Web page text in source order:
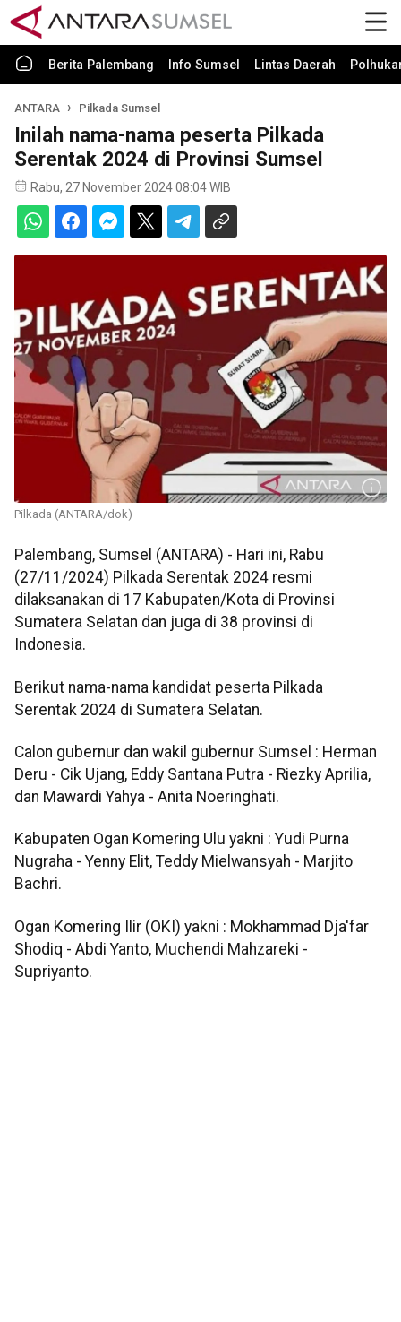
Berita Palembang Info Sumsel Lintas Daerah
ANTARA Pilkada Sumsel
Inilah nama-nama peserta Pilkada
Serentak 2024 di Provinsi Sumsel
Rabu, 27 November 2024 08:04 WIB
Pilkada (ANTARA/dok)
Palembang, Sumsel (ANTARA) - Hari ini, Rabu
(27/11/2024) Pilkada Serentak 2024 resmi
dilaksanakan di 17 Kabupaten/Kota di Provinsi
Sumatera Selatan dan juga di 38 provinsi di
Indonesia.
Berikut nama-nama kandidat peserta Pilkada
Serentak 2024 di Sumatera Selatan.
Calon gubernur dan wakil gubernur Sumsel : Herman
Deru - Cik Ujang, Eddy Santana Putra - Riezky Aprilia,
dan Mawardi Yahya - Anita Noeringhati.
Kabupaten Ogan Komering Ulu yakni : Yudi Purna
Nugraha - Yenny Elit, Teddy Mielwansyah - Marjito
Bachri.
Ogan Komering Ilir (OKI) yakni : Mokhammad Dja'far
Shodiq - Abdi Yanto, Muchendi Mahzareki -
Supriyanto.